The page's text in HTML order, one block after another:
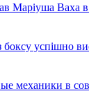
Маріуша Ваха в
боксу успішно
механики в